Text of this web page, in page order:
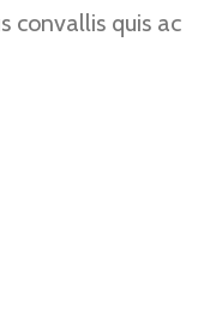
convallis quis ac